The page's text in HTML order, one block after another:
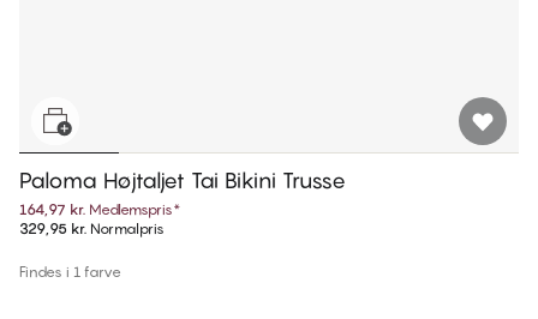
Paloma Højtaljet Tai Bikini Trusse
164,97 kr. Medlemspris*
329,95 kr. Normalpris
Findes i 1 farve